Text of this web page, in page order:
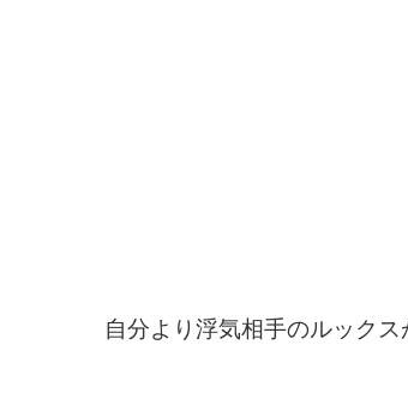
自分より浮気相手のルック